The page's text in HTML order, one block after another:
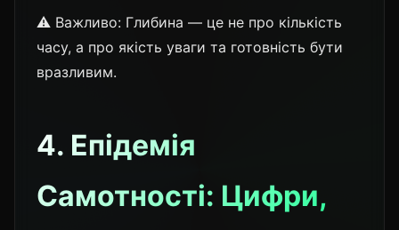
⚠️ Важливо: Глибина — це не про кількість
часу, а про якість уваги та готовність бути
вразливим.
4. Епідемія
Самотності: Цифри,